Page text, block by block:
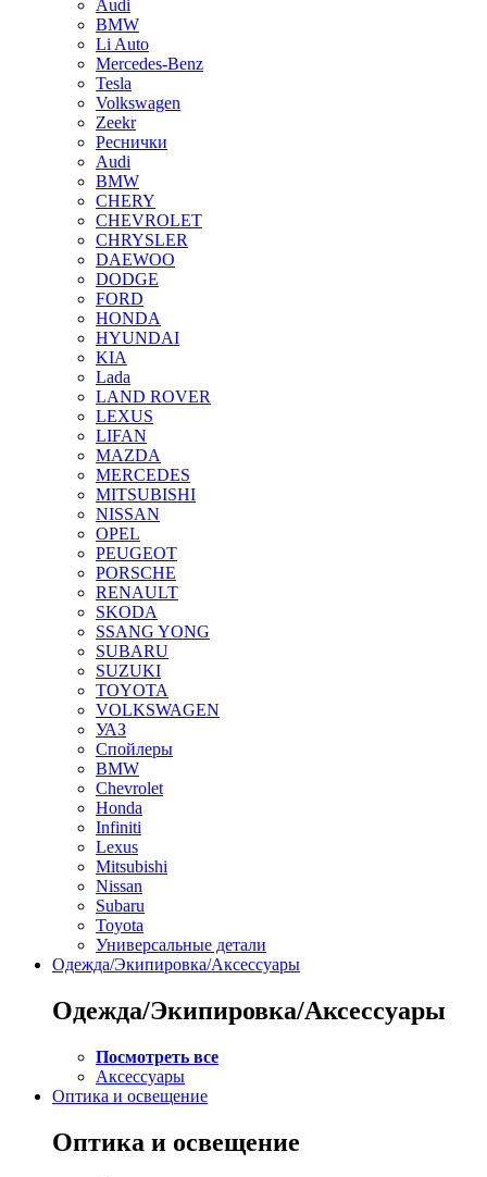
Audi
BMW
Li Auto
Mercedes-Benz
Tesla
Volkswagen
Zeekr
Реснички
Audi
BMW
CHERY
CHEVROLET
CHRYSLER
DAEWOO
DODGE
FORD
HONDA
HYUNDAI
KIA
Lada
LAND ROVER
LEXUS
LIFAN
MAZDA
MERCEDES
MITSUBISHI
NISSAN
OPEL
PEUGEOT
PORSCHE
RENAULT
SKODA
SSANG YONG
SUBARU
SUZUKI
TOYOTA
VOLKSWAGEN
УАЗ
Спойлеры
BMW
Chevrolet
Honda
Infiniti
Lexus
Mitsubishi
Nissan
Subaru
Toyota
Универсальные детали
Одежда/Экипировка/Аксессуары
Одежда/Экипировка/Аксессуары
Посмотреть все
Аксессуары
Оптика и освещение
Оптика и освещение